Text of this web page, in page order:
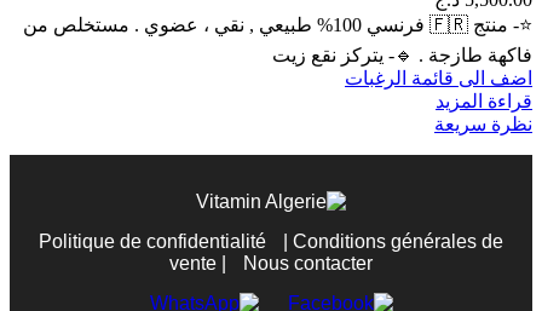
⭐- منتج 🇫🇷 فرنسي 100% طبيعي , نقي ، عضوي . مستخلص من
فاكهة طازجة . 🔹️- يتركز نقع زيت
اضف الى قائمة الرغبات
قراءة المزيد
نظرة سريعة
Politique de confidentialité
Conditions générales de
vente
Nous contacter